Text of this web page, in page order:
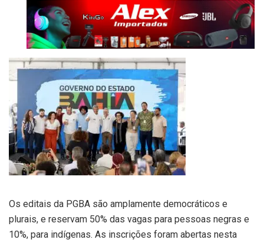
Os editais da PGBA são amplamente democráticos e
plurais, e reservam 50% das vagas para pessoas negras e
10%, para indígenas. As inscrições foram abertas nesta